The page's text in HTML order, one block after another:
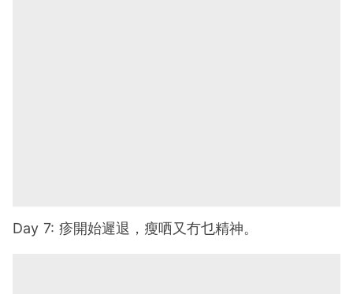
Day 7: 疹開始遲退，瘦哂又冇乜精神。